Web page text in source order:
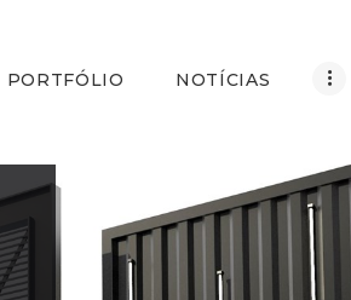
PORTFÓLIO NOTÍCIAS